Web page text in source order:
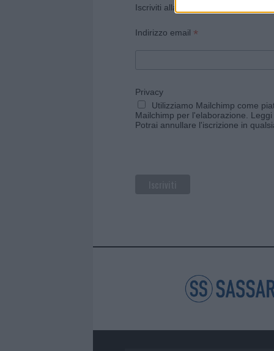
Iscriviti alla newsletter di Gallura
Indirizzo email *
Privacy
Utilizziamo Mailchimp come
Mailchimp per l'elaborazione.
Potrai annullare l'iscrizione in